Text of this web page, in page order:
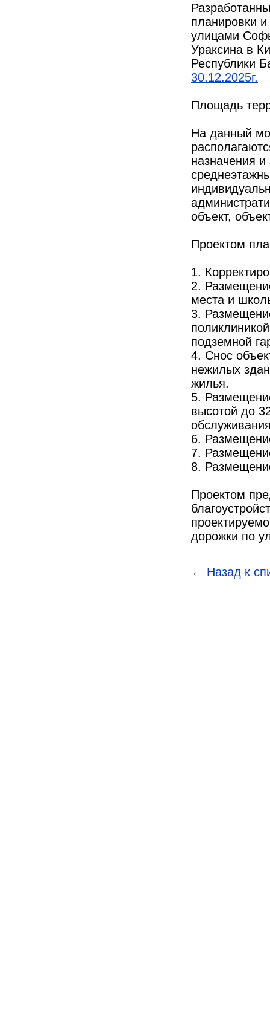
планировки
улицами
Ураксина в
Республики
30.12.2025г.
Площадь
На данный
назначения
объект,
Проектом
1.
2.
места и
3.
подземной
4. Снос
нежилых
жилья.
5.
высотой до
6.
7.
8.
Проектом
дорожки по
← Назад к